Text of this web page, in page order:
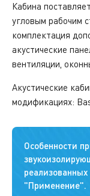
Кабина
угловым рабочим
комплектация
акустические
вентиляции,
Акустические
модификациях:
Особенности
"Применение".